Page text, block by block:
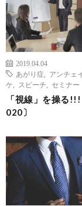
2019.04.04
あがり症
アンチェ
ケ
スピーチ セミナー
「視線」を操
020〕